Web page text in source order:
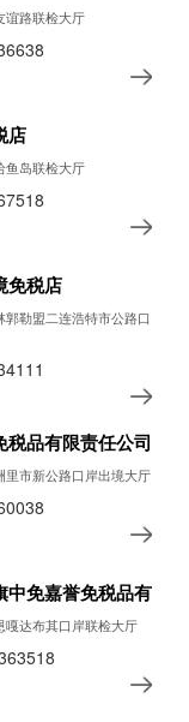
谊路联检大厅
店
鱼岛联检大厅
免税店
郭勒盟二连浩特市公路口
税品有限责任公司
里市新公路口岸出境大厅
中免嘉誉免税品有限
嘎达布其口岸联检大厅